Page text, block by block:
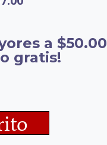
a $50.00
gratis!